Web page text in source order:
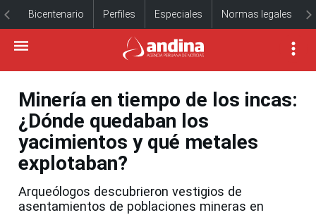
Bicentenario Perfiles Especiales Normas legales
Minería en tiempo de los incas:
¿Dónde quedaban los
yacimientos y qué metales
explotaban?
Arqueólogos descubrieron vestigios de
asentamientos de poblaciones mineras en